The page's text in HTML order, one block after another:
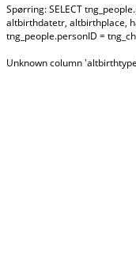
Spørring: SELECT
altbirthdatetr, altbirthplace,
tng_people.personID =
Unknown column